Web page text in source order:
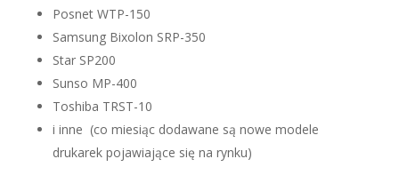
Posnet WTP-150
Samsung Bixolon SRP-350
Star SP200
Sunso MP-400
Toshiba TRST-10
i inne (co miesiąc dodawane są nowe modele
drukarek pojawiające się na rynku)